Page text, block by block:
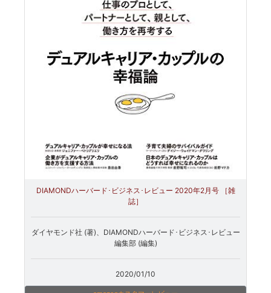
DIAMONDハーバード･ビジネス･レビュー 2020年2月号 ［雑
誌］
ダイヤモンド社 (著)、DIAMONDハーバード･ビジネス･レビュー
編集部 (編集)
2020/01/10